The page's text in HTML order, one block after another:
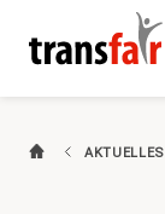
BAZG
um
Kaderstellen
Branchen
AKTUELLES